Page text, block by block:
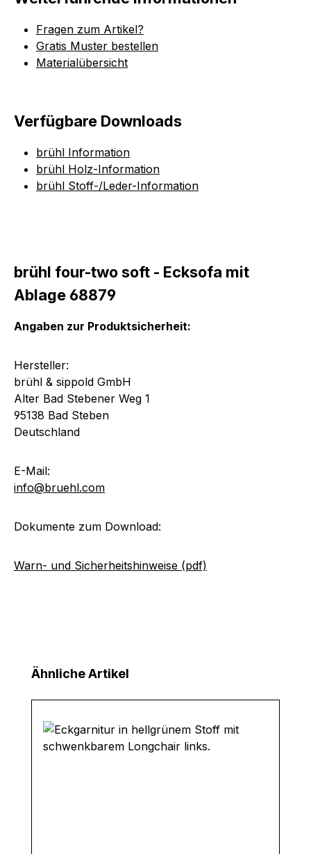
Fragen zum Artikel?
Gratis Muster bestellen
Materialübersicht
Verfügbare Downloads
brühl Information
brühl Holz-Information
brühl Stoff-/Leder-Information
brühl four-two soft - Ecksofa mit
Ablage 68879
Angaben zur Produktsicherheit:
Hersteller:
brühl & sippold GmbH
Alter Bad Stebener Weg 1
95138 Bad Steben
Deutschland
E-Mail:
info@bruehl.com
Dokumente zum Download:
Warn- und Sicherheitshinweise (pdf)
Produktgalerie überspringen
Ähnliche Artikel